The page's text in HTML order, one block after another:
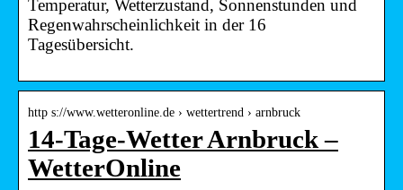
Temperatur, Wetterzustand, Sonnenstunden und
Regenwahrscheinlichkeit in der 16
Tagesübersicht.
http s://www.wetteronline.de › wettertrend › arnbruck
14-Tage-Wetter Arnbruck –
WetterOnline